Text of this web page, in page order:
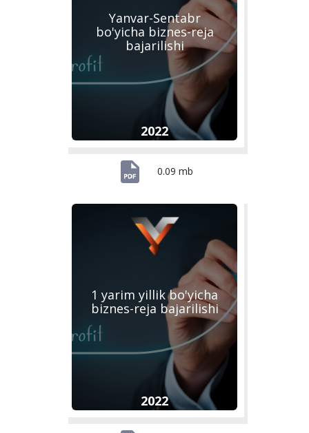
Yanvar-Sentabr
bo'yicha biznes-reja
bajarilishi
2022
0.09 mb
1 yarim yillik bo'yicha
biznes-reja bajarilishi
2022